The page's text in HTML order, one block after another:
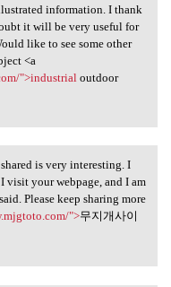
information. I thank
it will be very useful for
like to see some other
<a
">industrial outdoor
shared
is very interesting. I
visit your webpage, and I am
Please keep sharing more
">무지개사이